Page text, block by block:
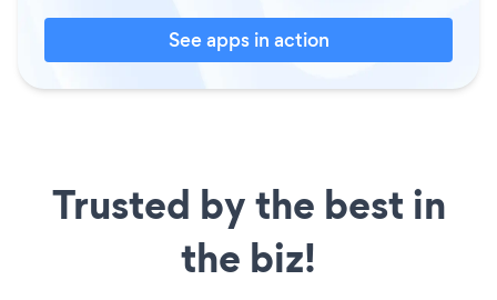
See apps in action
Trusted by the best in
the biz!